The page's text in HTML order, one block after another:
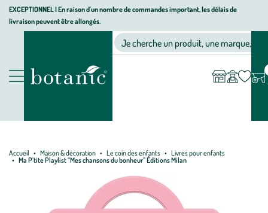
Aller
Aller
au
Aller
au
page
EXCEPTIONNEL I En raison d'un nombre de commandes important, les délais de
livraison peuvent être allongés.
Nos produits
Jardinerie écologique, animalerie, décoration, alimentation bio
Je cherche un produit, une marque, un
compte
Accueil Maison & décoration Le coin des enfants
Livres pour enfants
Ma P'tite Playlist “Mes chansons du bonheur” Éditions Milan